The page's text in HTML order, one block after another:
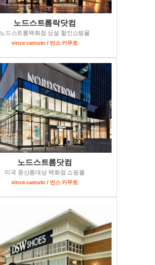
노드스트롬락닷컴
노드스트롬백화점 상설 할인쇼핑몰
vince camuto / 빈스 카무토
노드스트롬닷컴
미국 중산층대상 백화점 쇼핑몰
vince camuto / 빈스 카무토